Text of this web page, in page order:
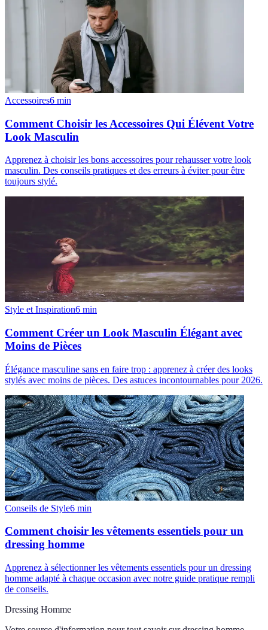
Accessoires6 min
Comment Choisir les Accessoires Qui Élévent Votre
Look Masculin
Apprenez à choisir les bons accessoires pour rehausser votre look
masculin. Des conseils pratiques et des erreurs à éviter pour être
toujours stylé.
Style et Inspiration6 min
Comment Créer un Look Masculin Élégant avec
Moins de Pièces
Élégance masculine sans en faire trop : apprenez à créer des looks
stylés avec moins de pièces. Des astuces incontournables pour 2026.
Conseils de Style6 min
Comment choisir les vêtements essentiels pour un
dressing homme
Apprenez à sélectionner les vêtements essentiels pour un dressing
homme adapté à chaque occasion avec notre guide pratique rempli
de conseils.
Dressing Homme